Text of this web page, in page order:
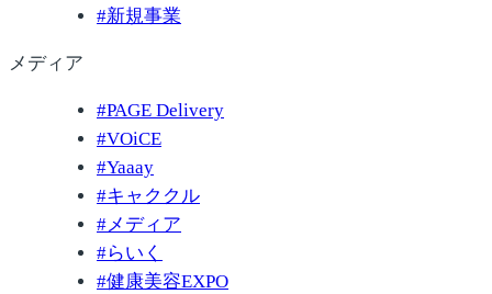
#新規事業
メディア
#PAGE Delivery
#VOiCE
#Yaaay
#キャククル
#メディア
#らいく
#健康美容EXPO